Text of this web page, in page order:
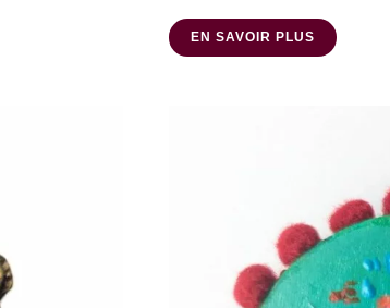
EN SAVOIR PLUS